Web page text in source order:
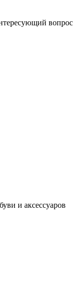
вопрос
и аксессуаров